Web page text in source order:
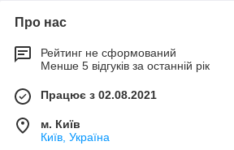
Про нас
Рейтинг не сформований
Менше 5 відгуків за останній рік
Працює з 02.08.2021
м. Київ
Київ, Україна